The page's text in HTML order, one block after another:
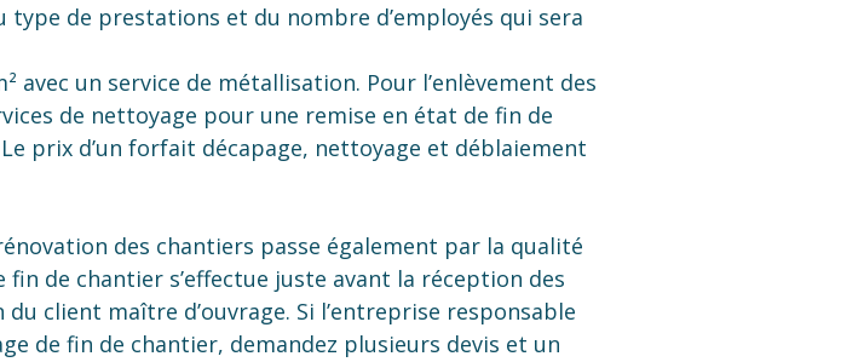
de prestations et du nombre d’employés qui sera
avec un service de métallisation. Pour l’enlèvement des
de nettoyage pour une remise en état de fin de
prix d’un forfait décapage, nettoyage et déblaiement
des chantiers passe également par la qualité
de chantier s’effectue juste avant la réception des
client maître d’ouvrage. Si l’entreprise responsable
de fin de chantier, demandez plusieurs devis et un